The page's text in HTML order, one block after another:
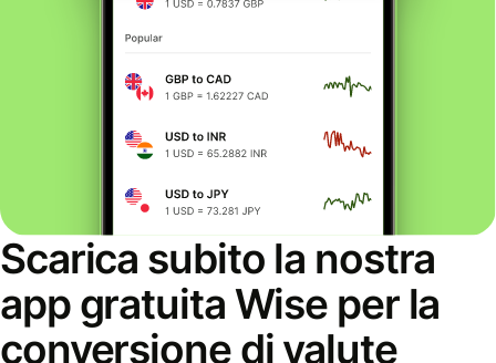
Scarica subito la nostra
app gratuita Wise per la
conversione di valute